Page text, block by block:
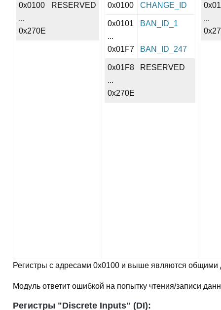
0x0100
...
0x270E
RESERVED 0x0100 CHANGE_ID
0x0101
...
0x01F7
BAN_ID_1
BAN_ID_247
0x01F8
...
0x270E
RESERVED
...
Регистры с адресами 0x0100 и выше являются общими
Модуль ответит ошибкой на попытку чтения/записи
Регистры "Discrete Inputs" (DI):